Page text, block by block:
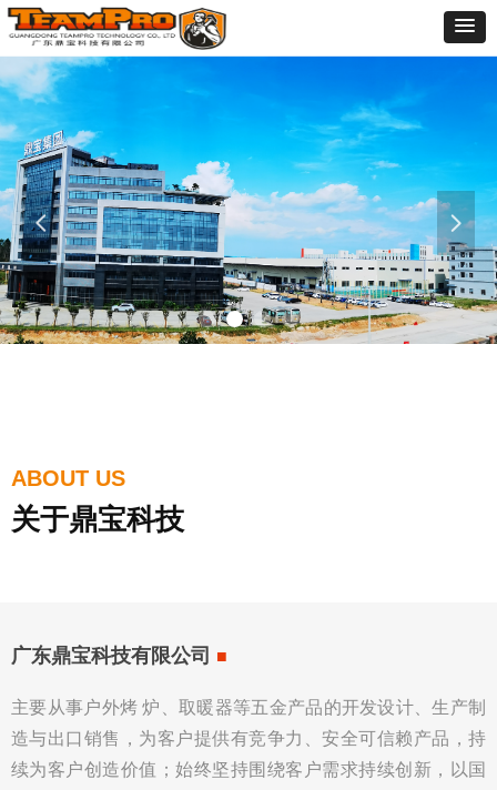
넳 넲
ABOUT US
关于鼎宝科技
广东鼎宝科技有限公司 ■
主要从事户外烤 炉、取暖器等五金产品的开发设计、生产制
造与出口销售，为客户提供有竞争力、安全可信赖产品，持
续为客户创造价值；始终坚持围绕客户需求持续创新，以国